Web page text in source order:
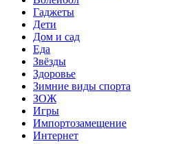
Гаджеты
Дети
Дом и сад
Еда
Звёзды
Здоровье
Зимние виды спорта
ЗОЖ
Игры
Импортозамещение
Интернет